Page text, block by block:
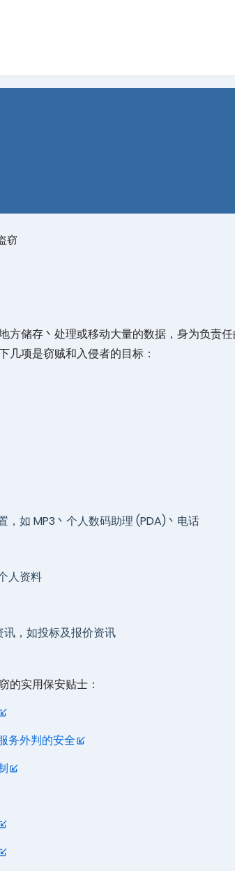
窃
方储存丶处理或移动大量的数据，身为负责
几项是窃贼和入侵者的目标：
，如 MP3丶个人数码助理 (PDA)丶电话
人资料
，如投标及报价资讯
的实用保安贴士：
务外判的安全